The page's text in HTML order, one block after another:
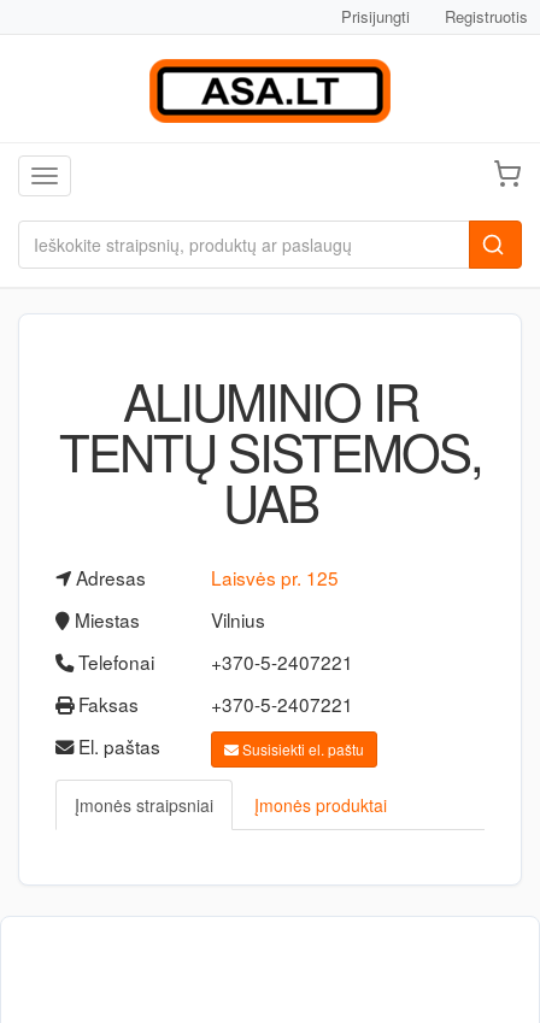
Prisijungti Registruotis
Toggle navigation
ALIUMINIO IR
TENTŲ SISTEMOS,
UAB
Adresas
Laisvės pr. 125
Miestas
Vilnius
Telefonai
+370-5-2407221
Faksas
+370-5-2407221
El. paštas
Susisiekti el. paštu
Įmonės straipsniai Įmonės produktai